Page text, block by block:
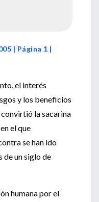
| Página 1 |
el interés
y los beneficios
la sacarina
el que
se han ido
de un siglo de
humana por el